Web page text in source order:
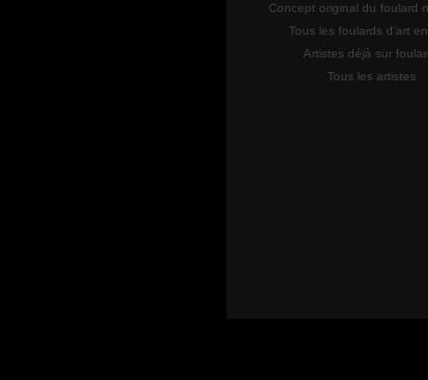
Concept original du foulard
Tous les foulards d'art
Artistes déjà sur
Tous les artistes